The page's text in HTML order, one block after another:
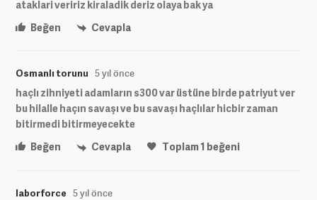
ataklari veririz kiraladik deriz olaya bak ya
Beğen
Cevapla
Osmanlı torunu 5 yıl önce
haçlı zihniyeti adamların s300 var üstüne birde patriyut ver
bu hilalle haçın savaşı ve bu savaşı haçlılar hicbir zaman
bitirmedi bitirmeyecekte
Beğen
Cevapla Toplam1 beğeni
laborforce 5 yıl önce